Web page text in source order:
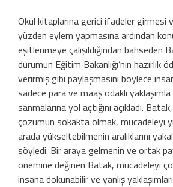
Okul kitaplarına gerici ifadeler girmesi
yüzden eylem yapmasına ardından
eşitlenmeye çalışıldığından bahseden
durumun Eğitim Bakanlığı’nın hazırlık
verirmiş gibi paylaşmasını böylece
sadece para ve maaş odaklı
sanmalarına yol açtığını açıkladı.
çözümün sokakta olmak, mücadeleyi
arada yükseltebilmenin aralıklarını
söyledi. Bir araya gelmenin ve ortak
önemine değinen Batak, mücadeleyi
insana dokunabilir ve yanlış